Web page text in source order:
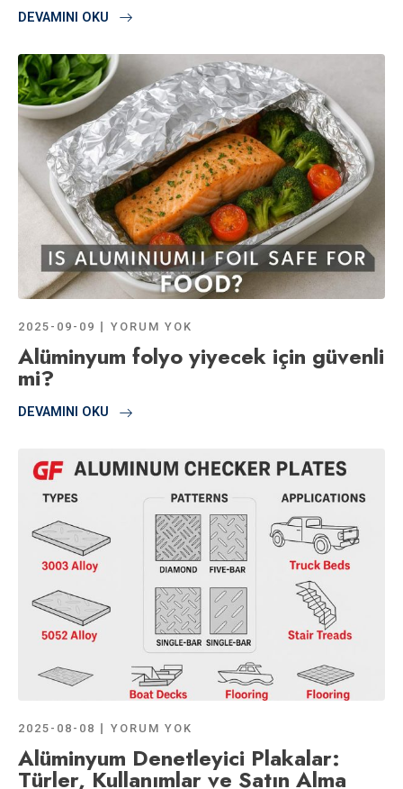
DEVAMINI OKU
2025-09-09 YORUM YOK
Alüminyum folyo yiyecek için güvenli
mi?
DEVAMINI OKU
2025-08-08 YORUM YOK
Alüminyum Denetleyici Plakalar:
Türler, Kullanımlar ve Satın Alma